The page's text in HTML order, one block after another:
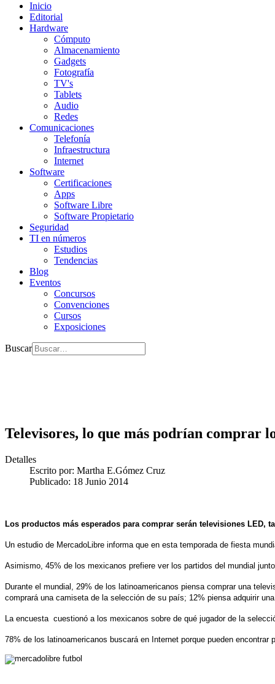
Inicio
Editorial
Hardware
Cómputo
Almacenamiento
Gadgets
Fotografía
TV's
Tablets
Audio
Redes
Comunicaciones
Telefonía
Infraestructura
Internet
Software
Certificaciones
Apps
Software Libre
Software Propietario
Seguridad
TI en números
Estudios
Tendencias
Blog
Eventos
Concursos
Convenciones
Cursos
Exposiciones
Buscar
Televisores, lo que más podrían comprar
Detalles
Escrito por: Martha E.Gómez Cruz
Publicado: 18 Junio 2014
Los productos más esperados para comprar serán televisiones
Un estudio de MercadoLibre informa que en esta temporada de fiesta
Asimismo, 45% de los mexicanos prefiere ver los partidos del mundial
Durante el mundial, 29% de los latinoamericanos piensa comprar una
comprará una camiseta de la selección de su país; 12% piensa adquirir
La encuesta cuestionó a los mexicanos sobre de qué jugador de la
78% de los latinoamericanos buscará en Internet porque pueden